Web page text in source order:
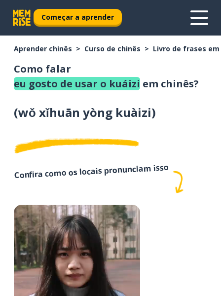
Começar a aprender
Aprender chinês Curso de chinês Livro de frases
Como falar
eu gosto de usar o kuáizi em chinês?
(wǒ xǐhuān yòng kuàizi)
Confira como os locais pronunciam isso